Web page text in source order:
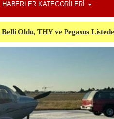
HABERLER KATEGORİLERİ
Oldu, THY ve Pegasus Listede
Şüpheli Cisim Alarmı